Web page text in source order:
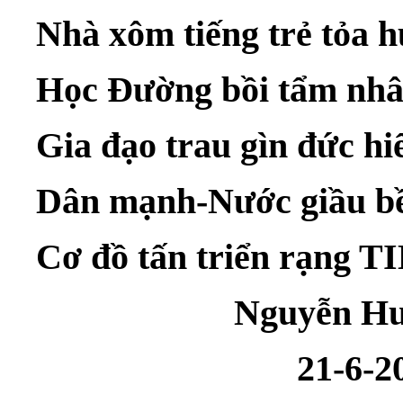
Nhà xôm tiếng trẻ tỏa
Học Đường bồi tẩm
Gia đạo trau gìn đức
Dân mạnh-Nước giầu
Cơ đồ tấn triển rạng
Nguyễn Huy
21-6-